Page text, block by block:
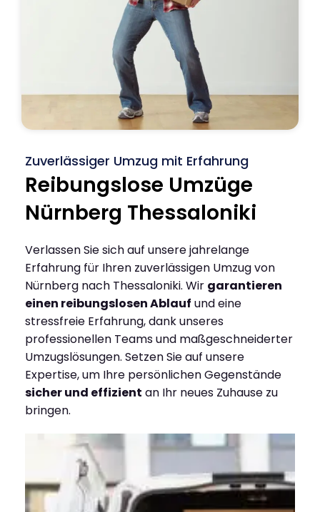
Zuverlässiger Umzug mit Erfahrung
Reibungslose Umzüge
Nürnberg Thessaloniki
Verlassen Sie sich auf unsere jahrelange
Erfahrung für Ihren zuverlässigen Umzug von
Nürnberg nach Thessaloniki. Wir garantieren
einen reibungslosen Ablauf und eine
stressfreie Erfahrung, dank unseres
professionellen Teams und maßgeschneiderter
Umzugslösungen. Setzen Sie auf unsere
Expertise, um Ihre persönlichen Gegenstände
sicher und effizient an Ihr neues Zuhause zu
bringen.